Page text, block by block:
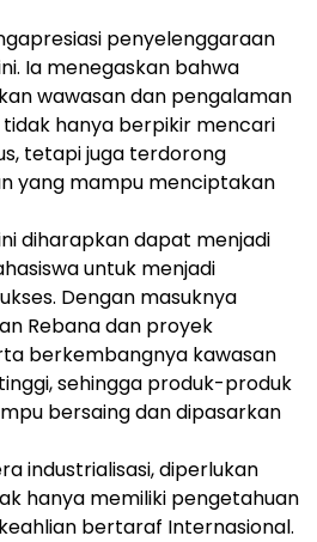
penyelenggaraan
Ia menegaskan bahwa
wawasan dan pengalaman
hanya berpikir mencari
tetapi juga terdorong
yang mampu menciptakan
diharapkan dapat menjadi
untuk menjadi
Dengan masuknya
Rebana dan proyek
berkembangnya kawasan
sehingga produk-produk
bersaing dan dipasarkan
industrialisasi, diperlukan
hanya memiliki pengetahuan
bertaraf Internasional.